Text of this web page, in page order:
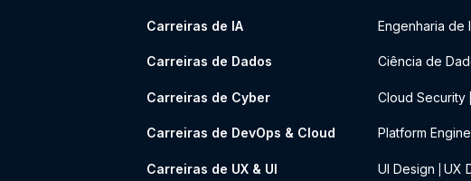
Carreiras de IA Engenharia de
Carreiras de Dados Ciência de
Carreiras de Cyber Cloud Security
Carreiras de DevOps & Cloud Platform
Carreiras de UX & UI UI Design UX